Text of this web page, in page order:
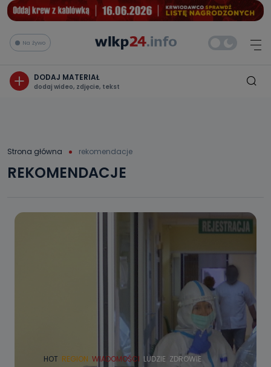
Na żywo
DODAJ MATERIAŁ
dodaj wideo, zdjęcie, tekst
Strona główna rekomendacje
REKOMENDACJE
HOT REGION WIADOMOŚCI LUDZIE ZDROWIE